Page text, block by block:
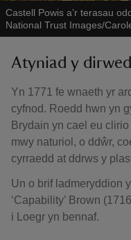
Castell Powis a’r terasau
National Trust Images/
Atyniad y
Yn 1771 fe wnaeth yr
cyfnod. Roedd hwn yn
Brydain yn cael eu
mwy naturiol, o ddŵr,
cyrraedd at ddrws y
Un o brif ladmeryddion
‘Capability’ Brown
i Loegr yn bennaf.